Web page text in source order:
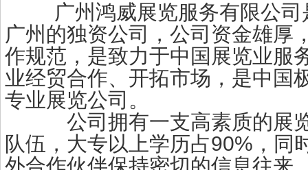
广州鸿威展览服务有限公司
广州的独资公司，公司资金雄厚
作规范，是致力于中国展览业服
业经贸合作、开拓市场，是中国
专业展览公司。
公司拥有一支高素质的展览
队伍，大专以上学历占90%，同